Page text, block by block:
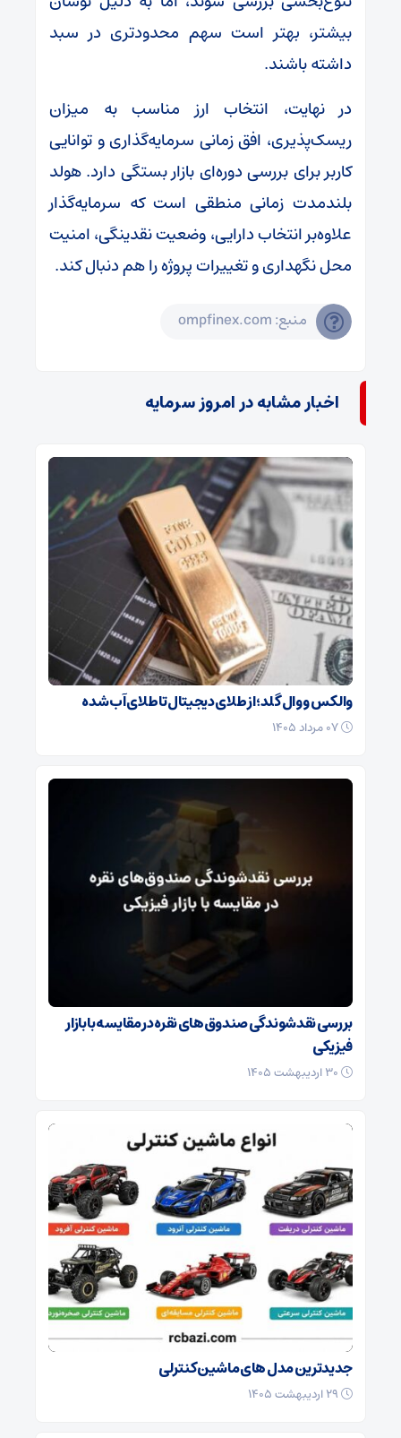
بیشتر، بهتر است سهم محدودتری در سبد
داشته باشند.
در نهایت، انتخاب ارز مناسب به میزان
ریسک‌پذیری، افق زمانی سرمایه‌گذاری و توانایی
کاربر برای بررسی دوره‌ای بازار بستگی دارد. هولد
بلندمدت زمانی منطقی‌ است که سرمایه‌گذار
علاوه‌بر انتخاب دارایی، وضعیت نقدینگی، امنیت
محل نگهداری و تغییرات پروژه را هم دنبال کند.
منبع: ompfinex.com
اخبار مشابه در امروز سرمایه
والکس و وال گلد؛ از طلای دیجیتال تا طلای آب شده
بررسی نقدشوندگی صندوق‌های نقره در مقایسه با بازار
فیزیکی
جدیدترین مدل های ماشین کنترلی